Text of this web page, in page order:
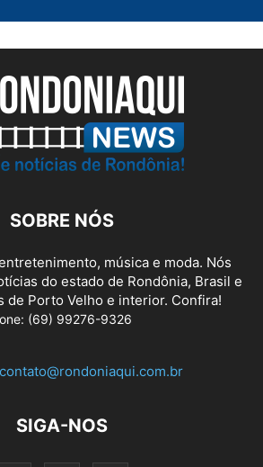
SOBRE NÓS
música e moda. Nós
do estado de Rondônia, Brasil e
de Porto Velho e interior. Confira!
(69) 99276-9326
contato@rondoniaqui.com.br
SIGA-NOS